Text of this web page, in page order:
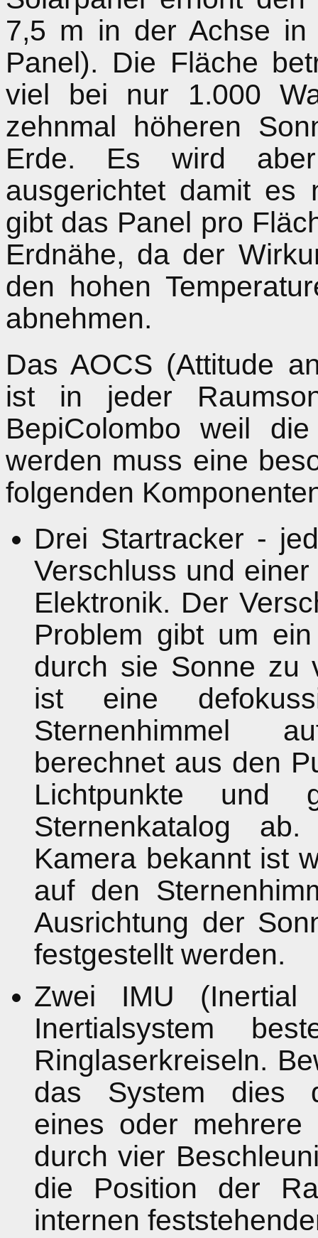
7,5 m in der Achse
Panel). Die Fläche
viel bei nur 1.000
zehnmal höheren
Erde. Es wird
ausgerichtet damit es
gibt das Panel pro
Erdnähe, da der
den hohen
abnehmen.
Das AOCS (Attitude
ist in jeder
BepiColombo weil
werden muss eine
folgenden
Drei Startracker -
Verschluss und
Elektronik. Der
Problem gibt um
durch sie Sonne zu
ist eine
Sternenhimmel
berechnet aus den
Lichtpunkte und
Sternenkatalog
Kamera bekannt ist
auf den
Ausrichtung der
festgestellt werden.
Zwei IMU
Inertialsystem
Ringlaserkreiseln.
das System dies
eines oder
durch vier
die Position der
internen